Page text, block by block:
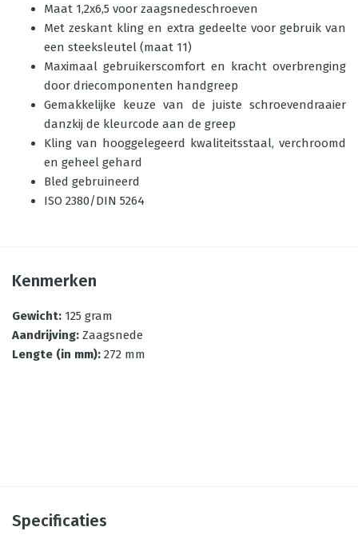
Maat 1,2x6,5 voor zaagsnedeschroeven
Met zeskant kling en extra gedeelte voor gebruik van
een steeksleutel (maat 11)
Maximaal gebruikerscomfort en kracht overbrenging
door driecomponenten handgreep
Gemakkelijke keuze van de juiste schroevendraaier
danzkij de kleurcode aan de greep
Kling van hooggelegeerd kwaliteitsstaal, verchroomd
en geheel gehard
Bled gebruineerd
ISO 2380/DIN 5264
Kenmerken
Gewicht: 125 gram
Aandrijving: Zaagsnede
Lengte (in mm): 272 mm
Specificaties